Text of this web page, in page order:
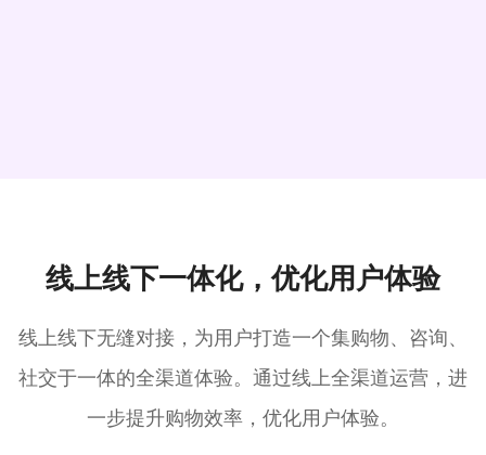
线上线下一体化，优化用户体验
线上线下无缝对接，为用户打造一个集购物、咨询、
社交于一体的全渠道体验。通过线上全渠道运营，进
一步提升购物效率，优化用户体验。